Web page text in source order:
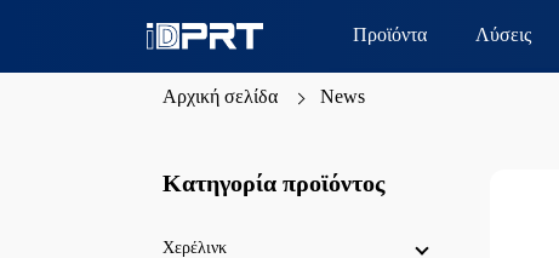
Προϊόντα Λύσεις
Αρχική σελίδα News
Κατηγορία προϊόντος
Χερέλινκ